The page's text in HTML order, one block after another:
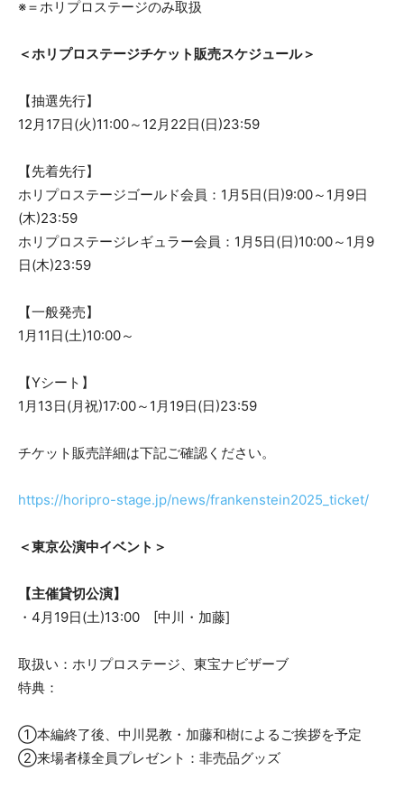
※＝ホリプロステージのみ取扱
＜ホリプロステージチケット販売スケジュール＞
【抽選先行】
12月17日(火)11:00～12月22日(日)23:59
【先着先行】
ホリプロステージゴールド会員：1月5日(日)9:00～1月9日
(木)23:59
ホリプロステージレギュラー会員：1月5日(日)10:00～1月9
日(木)23:59
【一般発売】
1月11日(土)10:00～
【Yシート】
1月13日(月祝)17:00～1月19日(日)23:59
チケット販売詳細は下記ご確認ください。
https://horipro-stage.jp/news/frankenstein2025_ticket/
＜東京公演中イベント＞
【主催貸切公演】
・4月19日(土)13:00 [中川・加藤]
取扱い：ホリプロステージ、東宝ナビザーブ
特典：
①本編終了後、中川晃教・加藤和樹によるご挨拶を予定
②来場者様全員プレゼント：非売品グッズ